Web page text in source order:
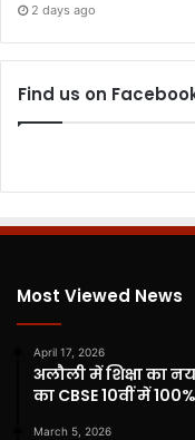
2 days ago
Find us on
Most Viewed News
April 17, 2026
अलौली में शिक्षा का
का CBSE 10वीं में
March 5, 2026